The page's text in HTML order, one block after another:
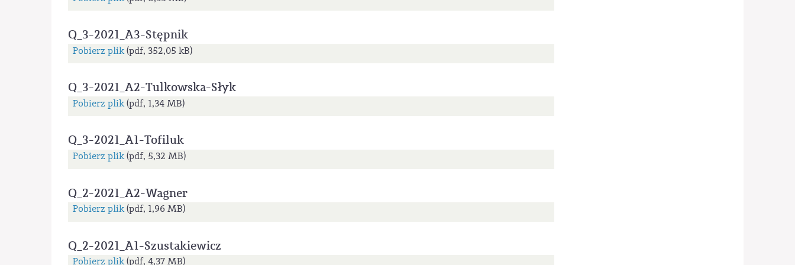
Q_3-2021_A3-Stępnik
Pobierz plik(pdf, 352,05 kB)
Q_3-2021_A2-Tulkowska-Słyk
Pobierz plik(pdf, 1,34 MB)
Q_3-2021_A1-Tofiluk
Pobierz plik(pdf, 5,32 MB)
Q_2-2021_A2-Wagner
Pobierz plik(pdf, 1,96 MB)
Q_2-2021_A1-Szustakiewicz
Pobierz plik(pdf, 4,37 MB)